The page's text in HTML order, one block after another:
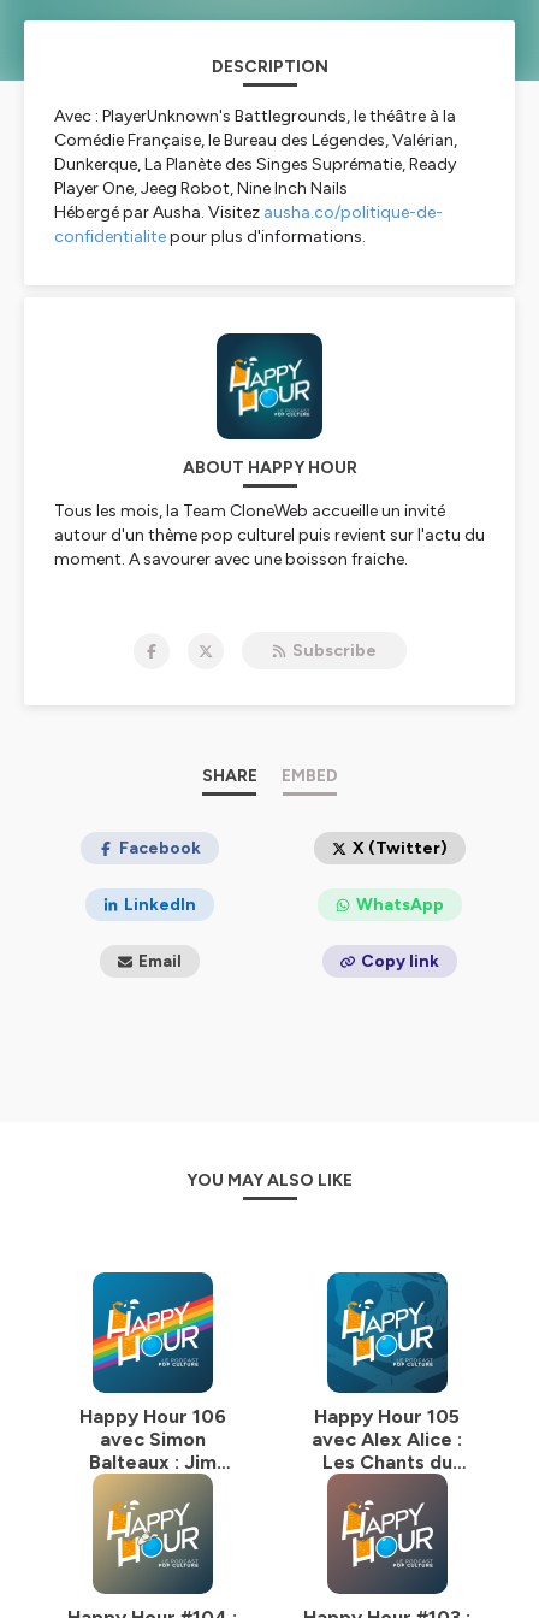
DESCRIPTION
Avec : PlayerUnknown's Battlegrounds, le théâtre à la
Comédie Française, le Bureau des Légendes, Valérian,
Dunkerque, La Planète des Singes Suprématie, Ready
Player One, Jeeg Robot, Nine Inch Nails
Hébergé par Ausha. Visitez ausha.co/politique-de-
confidentialitepour plus d'informations.
ABOUT HAPPY HOUR
Tous les mois, la Team CloneWeb accueille un invité
autour d'un thème pop culturel puis revient sur l'actu du
moment. A savourer avec une boisson fraiche.
Subscribe
SHARE EMBED
Facebook X (Twitter)
LinkedIn WhatsApp
Email Copy link
YOU MAY ALSO LIKE
Happy Hour 106
avec Simon
Balteaux : Jim
Happy Hour 105
avec Alex Alice :
Les Chants du